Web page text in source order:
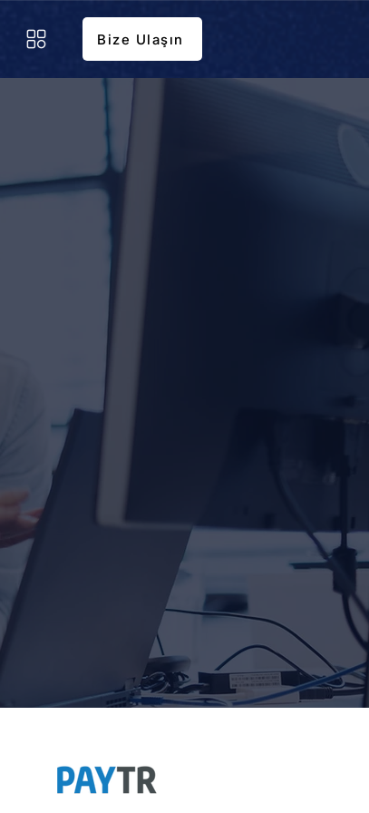
Bize Ulaşın